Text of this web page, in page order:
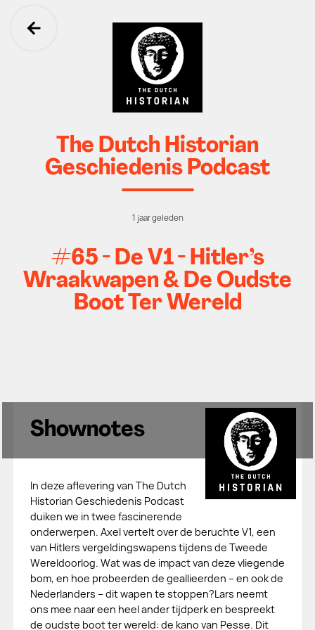
Ga terug
The Dutch Historian
Geschiedenis Podcast
1 jaar geleden
#65 - De V1 - Hitler’s
Wraakwapen & De Oudste
Boot Ter Wereld
Shownotes
In deze aflevering van The Dutch
Historian Geschiedenis Podcast
duiken we in twee fascinerende
onderwerpen. Axel vertelt over de beruchte V1, een
van Hitlers vergeldingswapens tijdens de Tweede
Wereldoorlog. Wat was de impact van deze vliegende
bom, en hoe probeerden de geallieerden – en ook de
Nederlanders – dit wapen te stoppen?Lars neemt
ons mee naar een heel ander tijdperk en bespreekt
de oudste boot ter wereld: de kano van Pesse. Dit